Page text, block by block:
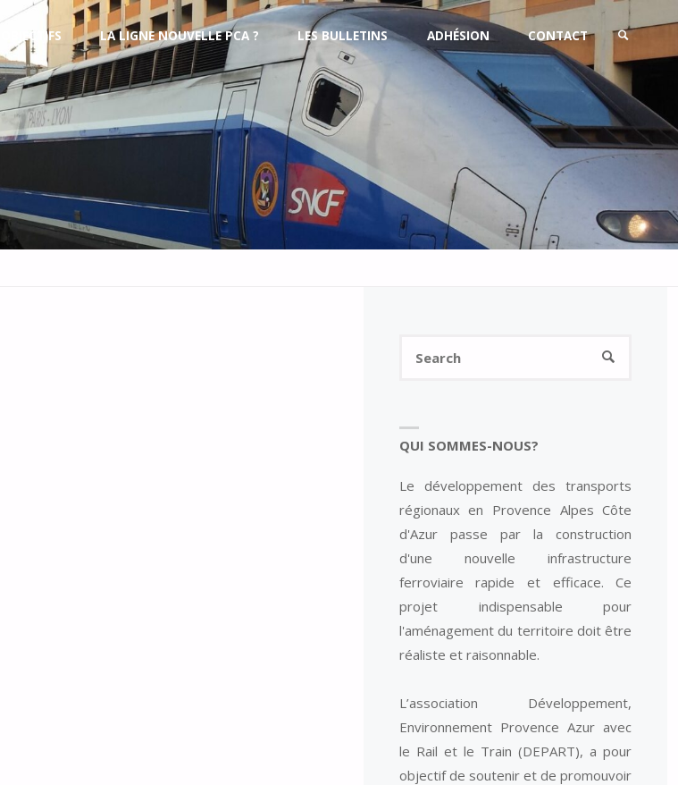
OBJECTIFS LA LIGNE NOUVELLE PCA ? LES BULLETINS ADHÉSION CONTACT
SEARCH
SEARCH
QUI SOMMES-NOUS?
Le développement des transports
régionaux en Provence Alpes Côte
d'Azur passe par la construction
d'une nouvelle infrastructure
ferroviaire rapide et efficace. Ce
projet indispensable pour
l'aménagement du territoire doit être
réaliste et raisonnable.
L’association Développement,
Environnement Provence Azur avec
le Rail et le Train (DEPART), a pour
objectif de soutenir et de promouvoir